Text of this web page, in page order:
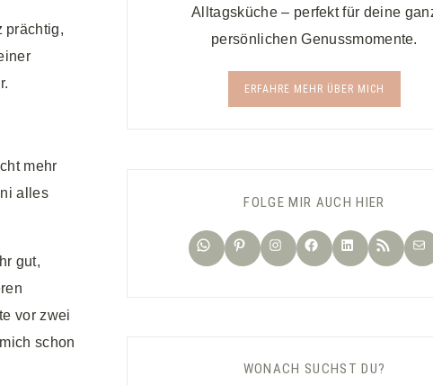
prächtig,
mehr
alles
gut,
vor zwei
schon
Alltagsküche – perfekt für deine
persönlichen Genussmomente.
ERFAHRE MEHR ÜBER MICH
FOLGE MIR AUCH HIER
WhatsApp
Pinterest
Instagram
Facebook
LinkedIn
RSS-Feed
E-
WONACH SUCHST DU?